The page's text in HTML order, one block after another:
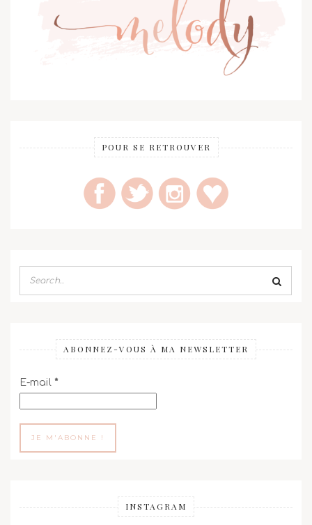
POUR SE RETROUVER
ABONNEZ-VOUS À MA NEWSLETTER
E-mail *
INSTAGRAM